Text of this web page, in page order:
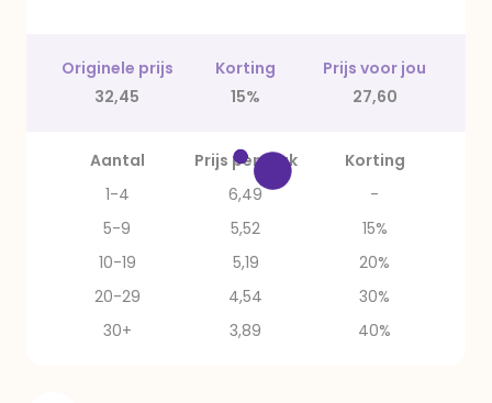
Originele prijs Korting
Prijs voor jou
32,45
15% 27,60
Aantal Prijs per stuk
Korting
1-4
6,49
-
5-9
5,52
15%
10-19
5,19
20%
20-29
4,54
30%
30+
3,89 40%